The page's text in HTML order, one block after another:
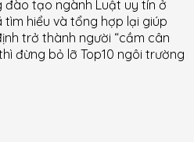
đào tạo ngành Luật uy tín ở
tìm hiểu và tổng hợp lại giúp
trở thành người “cầm cân
đừng bỏ lỡ Top10 ngôi trường